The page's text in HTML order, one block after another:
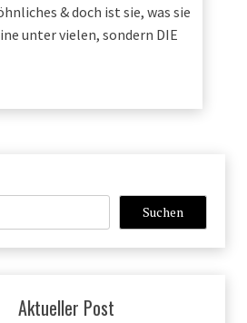
& doch ist sie, was sie
unter vielen, sondern DIE
Suchen
Aktueller Post